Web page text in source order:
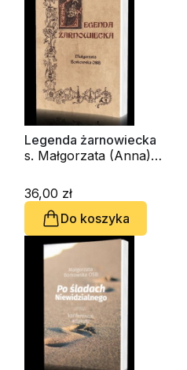
Legenda żarnowiecka
s. Małgorzata (Anna)
36,00 zł
Do koszyka